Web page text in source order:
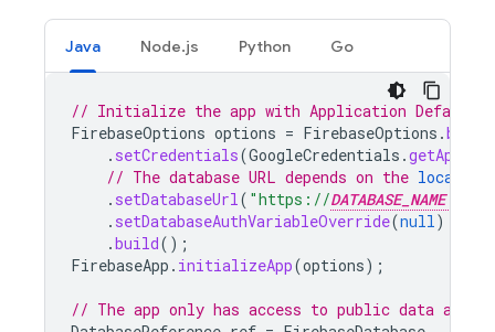
Java Node.js Python Go
// Initialize the app with Application Default
FirebaseOptions options = FirebaseOptions .
. setCredentials(GoogleCredentials .
// The database URL depends on the location
. setDatabaseUrl( "https://DATABASE_NAME
. setDatabaseAuthVariableOverride(null)
.build();
FirebaseApp . initializeApp(options);
// The app only has access to public data as